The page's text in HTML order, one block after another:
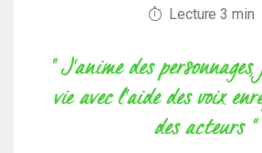
Lecture3 min
" J'anime des
vie avec l'aide des voix
des acteurs "